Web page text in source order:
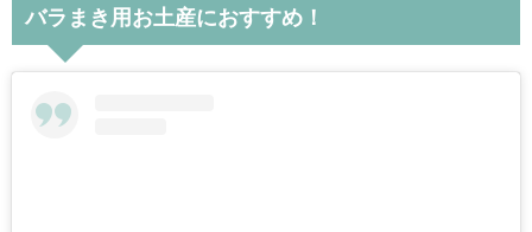
バラまき用お土産におすすめ！